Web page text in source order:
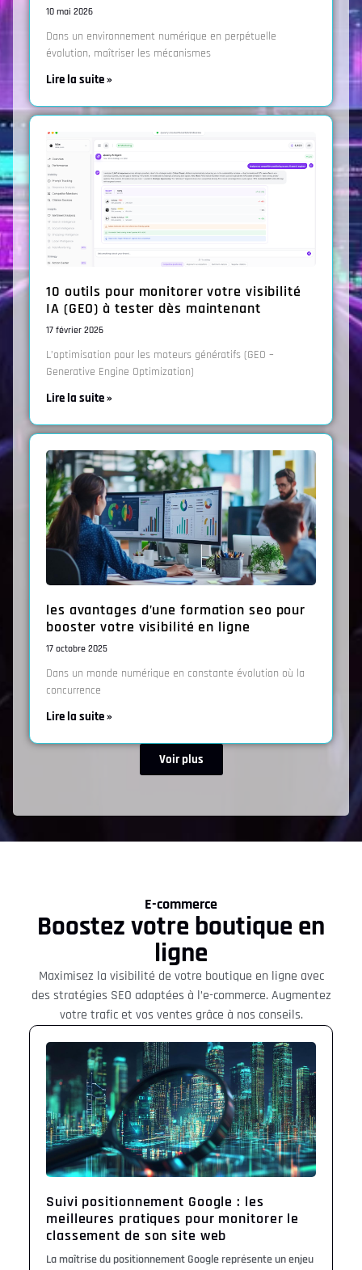
10 mai 2026
Dans un environnement numérique en perpétuelle
évolution, maîtriser les mécanismes
Lire la suite »
10 outils pour monitorer votre visibilité
IA (GEO) à tester dès maintenant
17 février 2026
L’optimisation pour les moteurs génératifs (GEO –
Generative Engine Optimization)
Lire la suite »
les avantages d’une formation seo pour
booster votre visibilité en ligne
17 octobre 2025
Dans un monde numérique en constante évolution où la
concurrence
Lire la suite »
Voir plus
E-commerce
Boostez votre boutique en
ligne
Maximisez la visibilité de votre boutique en ligne avec
des stratégies SEO adaptées à l’e-commerce. Augmentez
votre trafic et vos ventes grâce à nos conseils.
Suivi positionnement Google : les
meilleures pratiques pour monitorer le
classement de son site web
La maîtrise du positionnement Google représente un enjeu